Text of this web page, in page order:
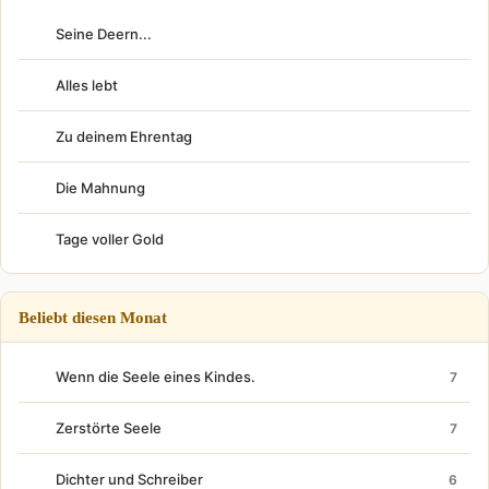
Seine Deern...
Alles lebt
Zu deinem Ehrentag
Die Mahnung
Tage voller Gold
Beliebt diesen Monat
Wenn die Seele eines Kindes. 7
Zerstörte Seele 7
Dichter und Schreiber 6